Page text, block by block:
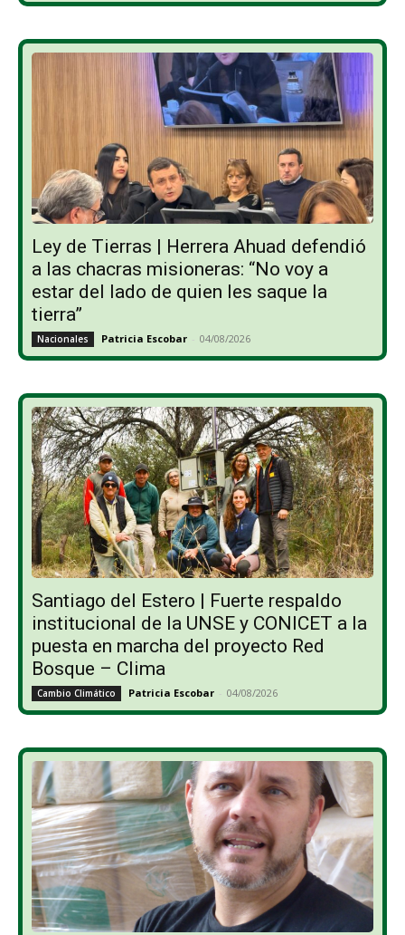
Ley de Tierras | Herrera Ahuad defendió
a las chacras misioneras: “No voy a
estar del lado de quien les saque la
tierra”
Nacionales Patricia Escobar - 04/08/2026
Santiago del Estero | Fuerte respaldo
institucional de la UNSE y CONICET a la
puesta en marcha del proyecto Red
Bosque – Clima
Cambio Climático Patricia Escobar - 04/08/2026